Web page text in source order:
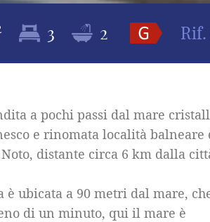
3 2 Rif.
a pochi passi dal mare
e rinomata località balneare
distante circa 6 km dalla
è ubicata a 90 metri dal mare,
di un minuto, qui il mare è